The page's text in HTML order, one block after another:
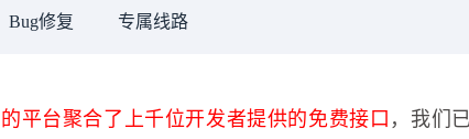
Bug修复 专属线路
平台聚合了上千位开发者提供的免费接口 ，我们